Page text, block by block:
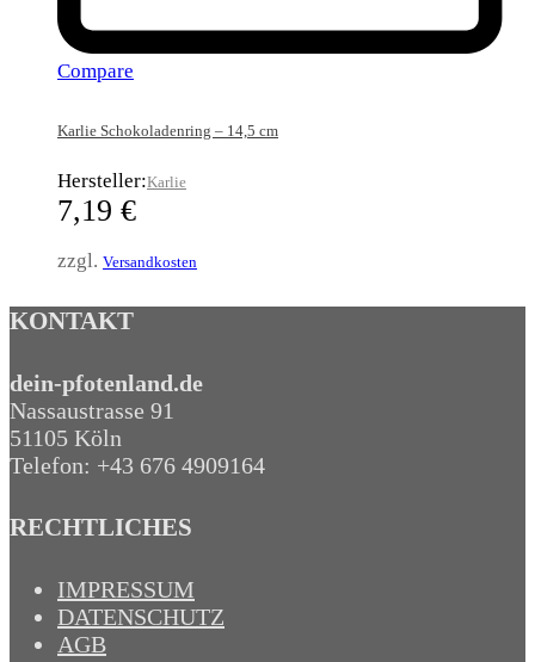
Compare
Karlie Schokoladenring – 14,5 cm
Hersteller:Karlie
7,19 €
zzgl. Versandkosten
KONTAKT
dein-pfotenland.de
Nassaustrasse 91
51105 Köln
Telefon: +43 676 4909164‬
RECHTLICHES
IMPRESSUM
DATENSCHUTZ
AGB